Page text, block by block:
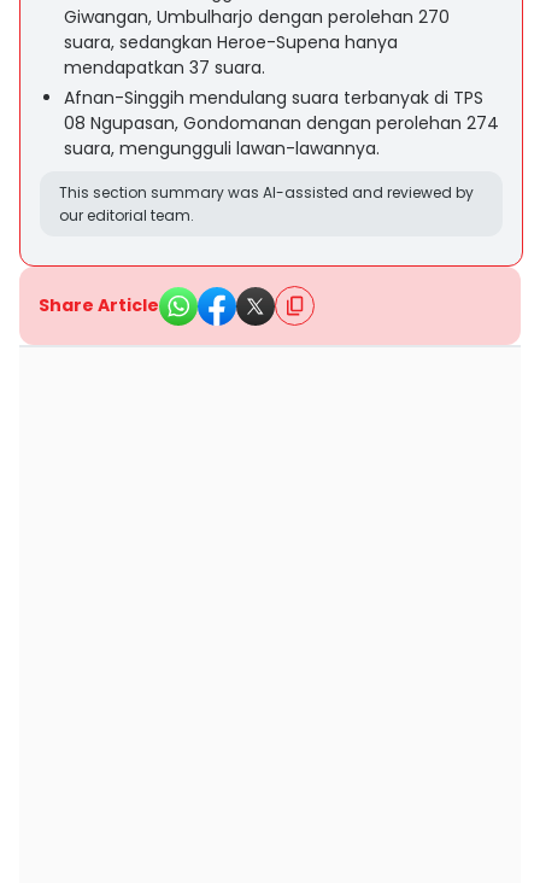
Giwangan, Umbulharjo dengan perolehan 270
suara, sedangkan Heroe-Supena hanya
mendapatkan 37 suara.
Afnan-Singgih mendulang suara terbanyak di TPS
08 Ngupasan, Gondomanan dengan perolehan 274
suara, mengungguli lawan-lawannya.
This section summary was AI-assisted and reviewed by
our editorial team.
Share Article